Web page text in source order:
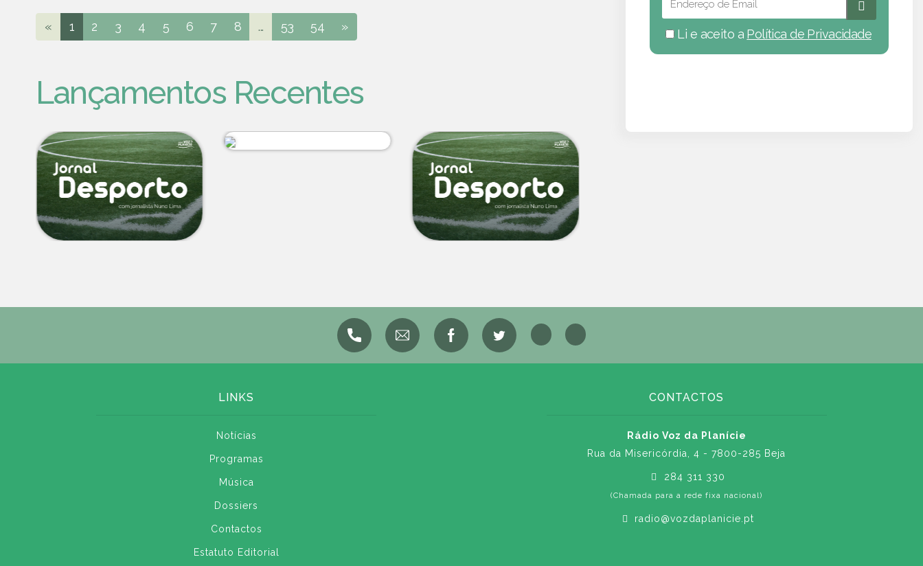
« 1 2 3 4 5 6 7 8 ... 53 54 »
Lançamentos Recentes
Li e aceito a Política de Privacidade
LINKS
Notícias
Programas
Música
Dossiers
Contactos
Estatuto Editorial
CONTACTOS
Rádio Voz da Planície
Rua da Misericórdia, 4 - 7800-285 Beja
284 311 330
(Chamada para a rede fixa nacional)
radio@vozdaplanicie.pt